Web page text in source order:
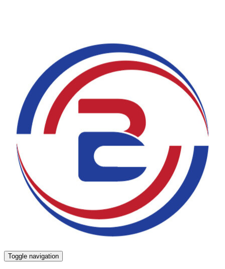
Toggle navigation